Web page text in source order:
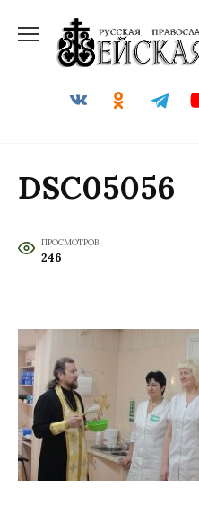
содержанию
DSC05056
ПРОСМОТРОВ
246